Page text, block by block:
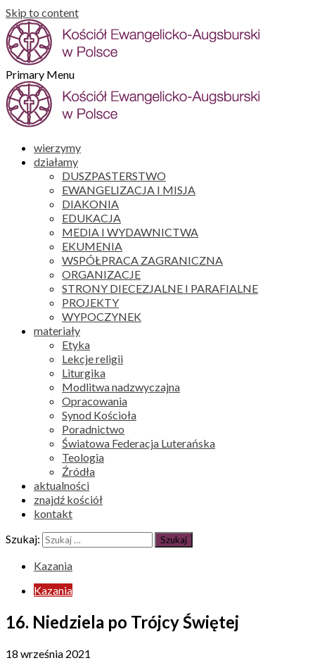
Skip to content
Primary Menu
wierzymy
działamy
DUSZPASTERSTWO
EWANGELIZACJA I MISJA
DIAKONIA
EDUKACJA
MEDIA I WYDAWNICTWA
EKUMENIA
WSPÓŁPRACA ZAGRANICZNA
ORGANIZACJE
STRONY DIECEZJALNE I PARAFIALNE
PROJEKTY
WYPOCZYNEK
materiały
Etyka
Lekcje religii
Liturgika
Modlitwa nadzwyczajna
Opracowania
Synod Kościoła
Poradnictwo
Światowa Federacja Luterańska
Teologia
Źródła
aktualności
znajdź kościół
kontakt
Szukaj:
Kazania
Kazania
16. Niedziela po Trójcy Świętej
18 września 2021